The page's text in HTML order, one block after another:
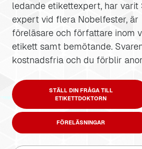
ledande etikettexpert, har varit
expert vid flera Nobelfester, är
föreläsare och författare inom
etikett samt bemötande.
kostnadsfria och du förblir
STÄLL DIN FRÅGA TILL
ETIKETTDOKTORN
FÖRELÄSNINGAR